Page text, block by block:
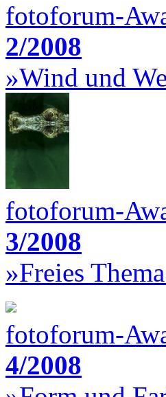
fotoforum-
2/2008
»Wind und
fotoforum-
3/2008
»Freies
fotoforum-
4/2008